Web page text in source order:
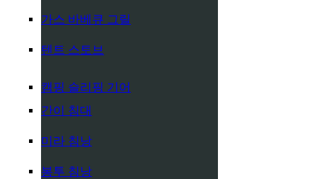
가스 바베큐 그릴
텐트 스토브
캠핑 슬리핑 기어
간이 침대
미라 침낭
봉투 침낭